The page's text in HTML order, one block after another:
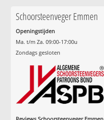
Schoorsteenveger Emmen
Openingstijden
Ma. t/m Za. 09:00-17:00u
Zondags gesloten